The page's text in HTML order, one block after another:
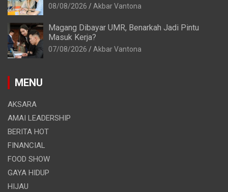
08/08/2026 Akbar Vantona
Magang Dibayar UMR, Benarkah Jadi Pintu
Masuk Kerja?
07/08/2026 Akbar Vantona
MENU
AKSARA
AMAI LEADERSHIP
BERITA HOT
FINANCIAL
FOOD SHOW
GAYA HIDUP
HIJAU